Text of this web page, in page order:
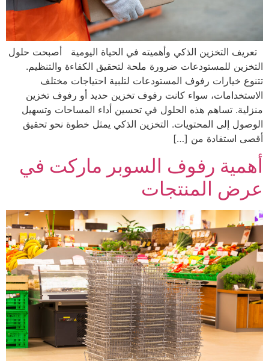
تعريف التخزين الذكي وأهميته في الحياة اليومية أصبحت حلول
التخزين للمستودعات ضرورة ملحة لتحقيق الكفاءة والتنظيم.
تتنوع خيارات رفوف المستودعات لتلبية احتياجات مختلف
الاستخدامات، سواء كانت رفوف تخزين حديد أو رفوف تخزين
منزلية. تساهم هذه الحلول في تحسين أداء المساحات وتسهيل
الوصول إلى المحتويات. التخزين الذكي يمثل خطوة نحو تحقيق
أقصى استفادة من […]
أهمية رفوف السوبر ماركت في
عرض المنتجات